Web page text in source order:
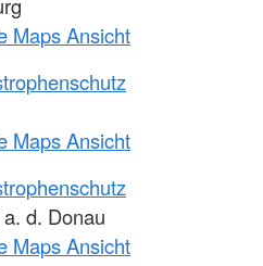
Maps Ansicht
Maps Ansicht
d. Donau
Maps Ansicht